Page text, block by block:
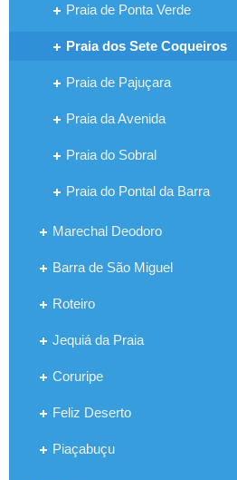
Praia de Ponta Verde
Praia dos Sete Coqueiros
Praia de Pajuçara
Praia da Avenida
Praia do Sobral
Praia do Pontal da Barra
Marechal Deodoro
Barra de São Miguel
Roteiro
Jequiá da Praia
Coruripe
Feliz Deserto
Piaçabuçu